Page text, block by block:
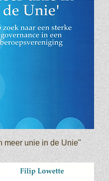
meer unie in de Unie"